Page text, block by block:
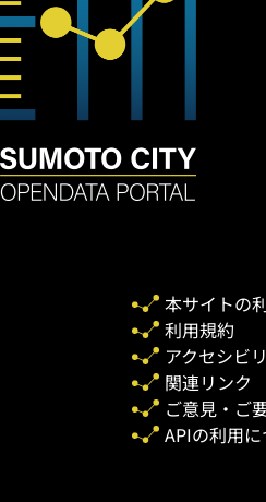
本サイトの
利用規約
アクセシビ
関連リンク
ご意見・ご
APIの利用に